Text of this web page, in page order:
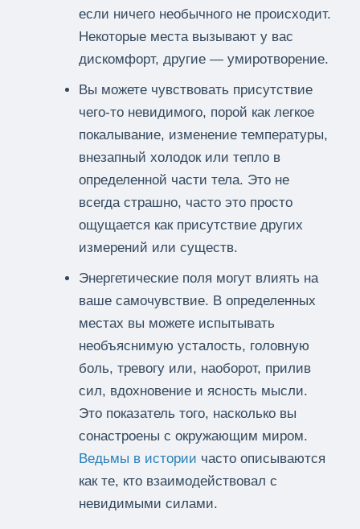
если ничего необычного не происходит.
Некоторые места вызывают у вас
дискомфорт, другие — умиротворение.
Вы можете чувствовать присутствие
чего-то невидимого, порой как легкое
покалывание, изменение температуры,
внезапный холодок или тепло в
определенной части тела. Это не
всегда страшно, часто это просто
ощущается как присутствие других
измерений или существ.
Энергетические поля могут влиять на
ваше самочувствие. В определенных
местах вы можете испытывать
необъяснимую усталость, головную
боль, тревогу или, наоборот, прилив
сил, вдохновение и ясность мысли.
Это показатель того, насколько вы
сонастроены с окружающим миром.
Ведьмы в истории часто описываются
как те, кто взаимодействовал с
невидимыми силами.